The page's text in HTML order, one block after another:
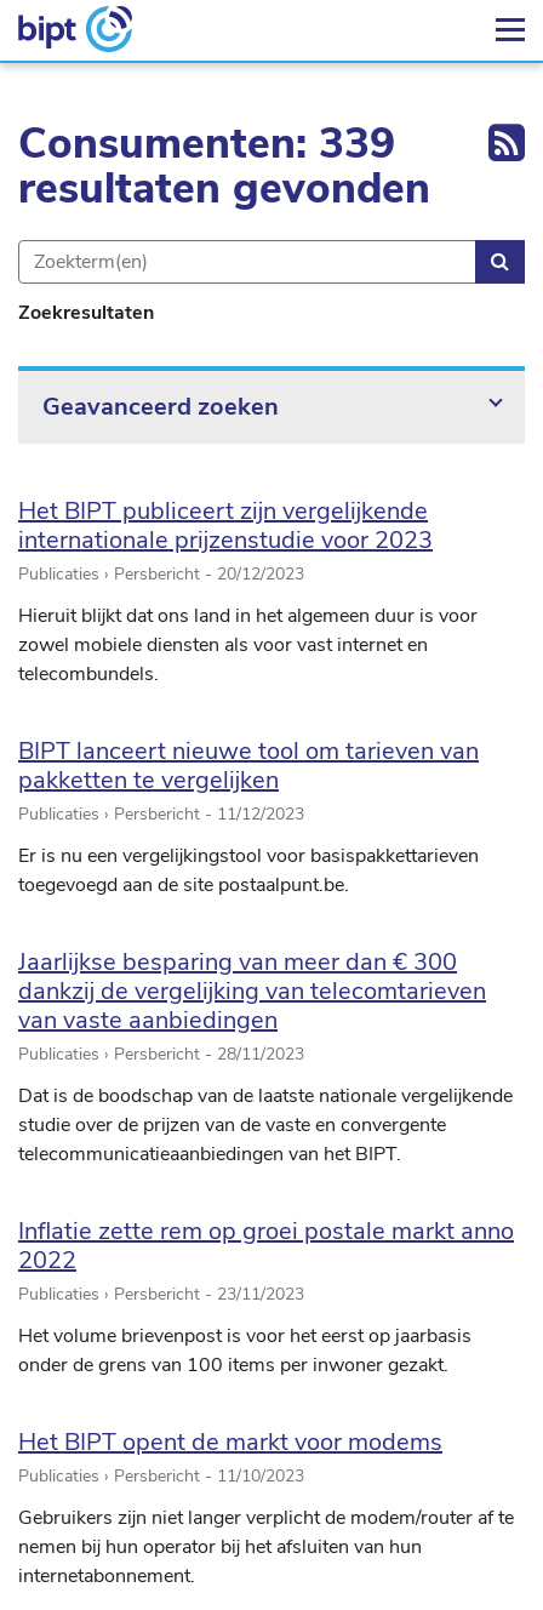
Consumenten: 339
resultaten gevonden
Zoekresultaten
Geavanceerd zoeken
Het BIPT publiceert zijn vergelijkende
internationale prijzenstudie voor 2023
Publicaties › Persbericht - 20/12/2023
Hieruit blijkt dat ons land in het algemeen duur is voor
zowel mobiele diensten als voor vast internet en
telecombundels.
BIPT lanceert nieuwe tool om tarieven van
pakketten te vergelijken
Publicaties › Persbericht - 11/12/2023
Er is nu een vergelijkingstool voor basispakkettarieven
toegevoegd aan de site postaalpunt.be.
Jaarlijkse besparing van meer dan € 300
dankzij de vergelijking van telecomtarieven
van vaste aanbiedingen
Publicaties › Persbericht - 28/11/2023
Dat is de boodschap van de laatste nationale vergelijkende
studie over de prijzen van de vaste en convergente
telecommunicatieaanbiedingen van het BIPT.
Inflatie zette rem op groei postale markt anno
2022
Publicaties › Persbericht - 23/11/2023
Het volume brievenpost is voor het eerst op jaarbasis
onder de grens van 100 items per inwoner gezakt.
Het BIPT opent de markt voor modems
Publicaties › Persbericht - 11/10/2023
Gebruikers zijn niet langer verplicht de modem/router af te
nemen bij hun operator bij het afsluiten van hun
internetabonnement.